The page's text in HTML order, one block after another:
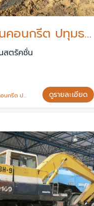
รับเทพื้นคอนกรีต ปทุมธานี
ตรัคชั่น
รีต ปทุมธานี ดูรายละเอียด